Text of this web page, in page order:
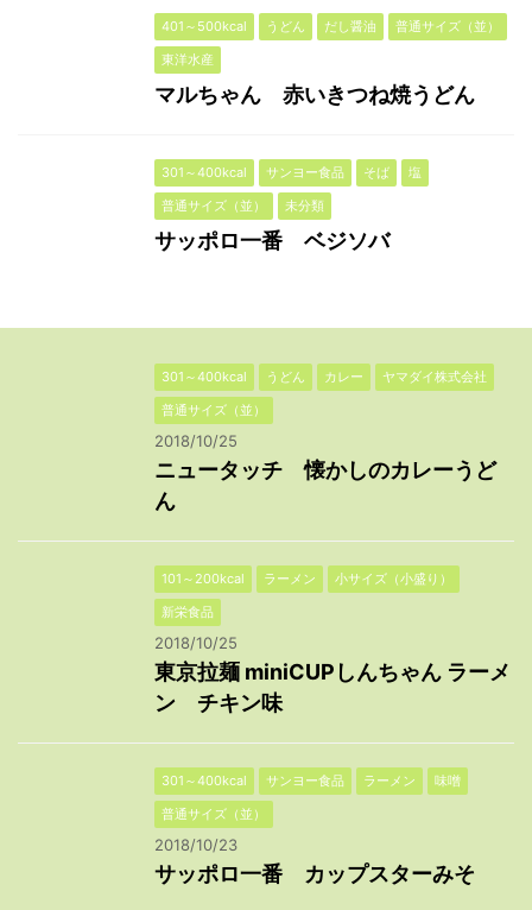
401～500kcal うどん だし醤油
普通サイズ（並）
東洋水産
マルちゃん 赤いきつね焼うどん
301～400kcal サンヨー食品 そば
塩
普通サイズ（並）
未分類
サッポロ一番 ベジソバ
301～400kcal うどん カレー
ヤマダイ株式会社
普通サイズ（並）
2018/10/25
ニュータッチ 懐かしのカレーうど
ん
101～200kcal ラーメン
小サイズ（小盛り）
新栄食品
2018/10/25
東京拉麺 miniCUPしんちゃん ラーメ
ン チキン味
301～400kcal サンヨー食品 ラーメン
味噌
普通サイズ（並）
2018/10/23
サッポロ一番 カップスターみそ